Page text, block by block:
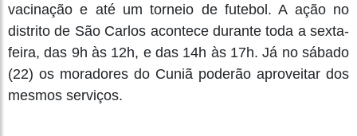
vacinação e até um torneio de futebol. A ação no
distrito de São Carlos acontece durante toda a sexta-
feira, das 9h às 12h, e das 14h às 17h. Já no sábado
(22) os moradores do Cuniã poderão aproveitar dos
mesmos serviços.